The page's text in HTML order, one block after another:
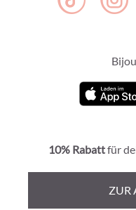
10% Rabattfür
ZUR